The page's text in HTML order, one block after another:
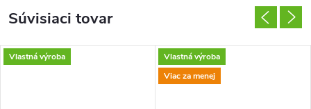
Súvisiaci tovar
Vlastná výroba
Vlastná výroba
Viac za menej